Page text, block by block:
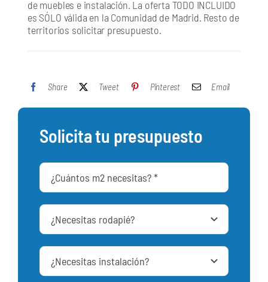
de muebles e instalación. La oferta TODO INCLUIDO
es SÓLO válida en la Comunidad de Madrid. Resto de
territorios solicitar presupuesto.
Share Tweet Pinterest Email
Solicita tu presupuesto